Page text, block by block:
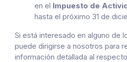
en el Impuesto de
hasta el próximo 31 de
Si está interesado en alguno de
puede dirigirse a nosotros para
información detallada al